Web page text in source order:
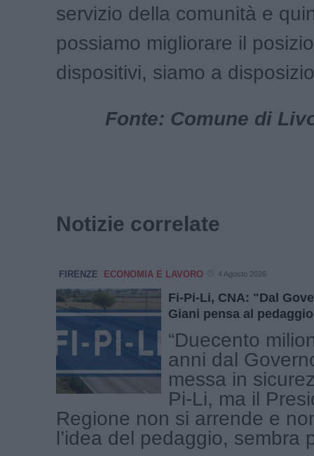
servizio della comunità e
possiamo migliorare il
dispositivi, siamo a
Fonte: Comune di
Notizie correlate
FIRENZE ECONOMIA E LAVORO 4 Agosto 2026
Fi-Pi-Li, CNA: "Dal
Giani pensa al
“Duecento
anni dal
messa in
Pi-Li, ma il
Regione non si arrende e
l’idea del pedaggio, sembra